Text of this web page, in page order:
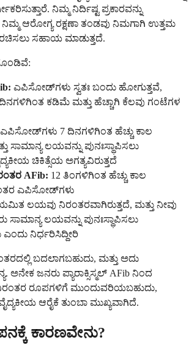
ನಿಮ್ಮ ನಿರ್ದಿಷ್ಟ ಪ್ರಕಾರವನ್ನು
ನಿಮ್ಮ ಆರೋಗ್ಯ ರಕ್ಷಣಾ ತಂಡವು ನಿಮಗಾಗಿ ಉತ್ತಮ
ಸಹಾಯ ಮಾಡುತ್ತದೆ.
ಎಪಿಸೋಡ್‌ಗಳು ಸ್ವತಃ ಬಂದು ಹೋಗುತ್ತವೆ,
ದಿನಗಳಿಗಿಂತ ಕಡಿಮೆ ಮತ್ತು ಹೆಚ್ಚಾಗಿ ಕೆಲವು ಗಂಟೆಗಳ
ಎಪಿಸೋಡ್‌ಗಳು 7 ದಿನಗಳಿಗಿಂತ ಹೆಚ್ಚು ಕಾಲ
ಸಾಮಾನ್ಯ ಲಯವನ್ನು ಪುನಃಸ್ಥಾಪಿಸಲು
ಚಿಕಿತ್ಸೆಯ ಅಗತ್ಯವಿರುತ್ತದೆ
AFib: 12 ತಿಂಗಳಿಗಿಂತ ಹೆಚ್ಚು ಕಾಲ
ಎಪಿಸೋಡ್‌ಗಳು
ಲಯವು ನಿರಂತರವಾಗಿರುತ್ತದೆ, ಮತ್ತು ನೀವು
ಸಾಮಾನ್ಯ ಲಯವನ್ನು ಪುನಃಸ್ಥಾಪಿಸಲು
ಎಂದು ನಿರ್ಧರಿಸಿದ್ದೀರಿ
ಬದಲಾಗಬಹುದು, ಮತ್ತು ಅದು
ಅನೇಕ ಜನರು ಪ್ಯಾರಾಕ್ಸಿಸ್ಮಲ್ AFib ನಿಂದ
ನಿರಂತರ ರೂಪಗಳಿಗೆ ಮುಂದುವರಿಯಬಹುದು,
ಆರೈಕೆ ತುಂಬಾ ಮುಖ್ಯವಾಗಿದೆ.
ಕಾರಣವೇನು?